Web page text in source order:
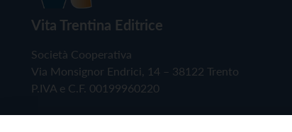
Vita Trentina Editrice
Società Cooperativa
Via Monsignor Endrici, 14 – 38122 Trento
P.IVA e C.F. 00199960220